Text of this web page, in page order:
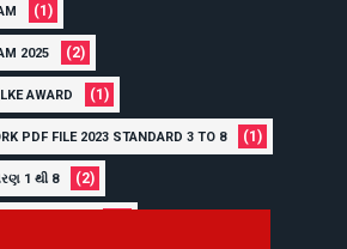
(1)
2025 (2)
AWARD (1)
PDF FILE 2023 STANDARD 3 TO 8 (1)
1 થી 8 (2)